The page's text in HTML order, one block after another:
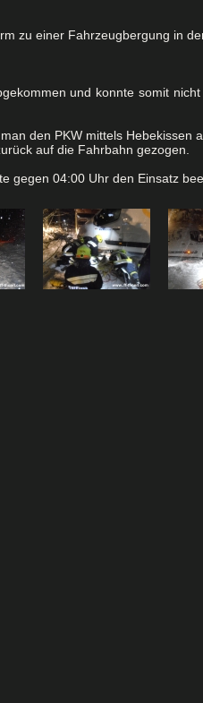
zu einer Fahrzeugbergung in
und konnte somit
den PKW mittels Hebekissen
auf die Fahrbahn gezogen.
gegen 04:00 Uhr den Einsatz